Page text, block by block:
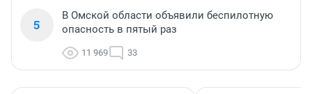
5
В Омской области объявили беспилотную
опасность в пятый раз
11 969 33